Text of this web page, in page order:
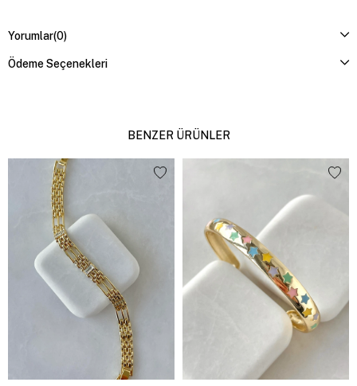
Yorumlar(0)
Ödeme Seçenekleri
BENZER ÜRÜNLER